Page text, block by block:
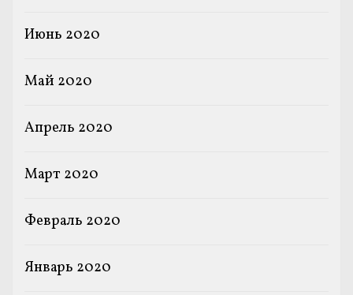
Июнь 2020
Май 2020
Апрель 2020
Март 2020
Февраль 2020
Январь 2020